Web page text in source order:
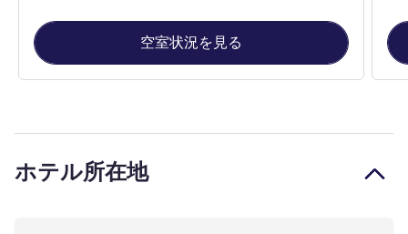
空室状況を見る
ホテル所在地